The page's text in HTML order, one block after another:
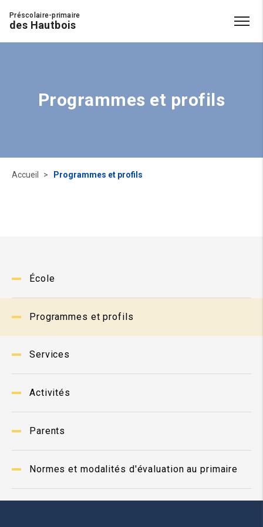
Préscolaire-primaire
des Hautbois
Programmes et profils
École
Programmes et profils
Services
Activités
Parents
Normes et modalités d'évaluation au primaire
Accueil Programmes et profils